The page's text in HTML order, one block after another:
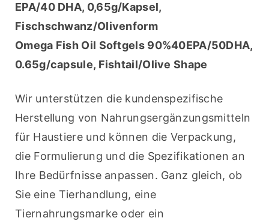
EPA/40 DHA, 0,65g/Kapsel,
Fischschwanz/Olivenform
Omega Fish Oil Softgels 90%40EPA/50DHA,
0.65g/capsule, Fishtail/Olive Shape
Wir unterstützen die kundenspezifische
Herstellung von Nahrungsergänzungsmitteln
für Haustiere und können die Verpackung,
die Formulierung und die Spezifikationen an
Ihre Bedürfnisse anpassen. Ganz gleich, ob
Sie eine Tierhandlung, eine
Tiernahrungsmarke oder ein